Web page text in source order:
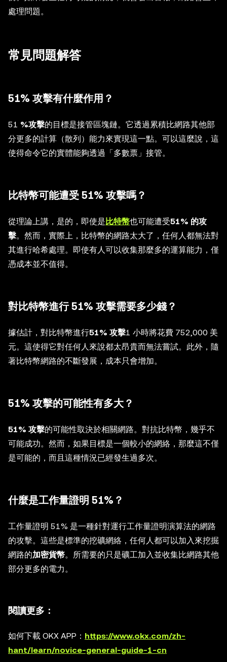
處理問題。
常見問題解答
51% 攻擊有什麼作用？
51 %攻擊的目標是接管區塊鏈。它透過累積比網路其他部
分更多的計算（散列）能力來實現這一點。可以這麼說，這
使得命令它的實體能夠透過「多數票」接管。
比特幣可能遭受 51% 攻擊嗎？
從理論上講，是的，即使是 比特幣也可能遭受51% 的攻
擊。然而，實際上，比特幣的網路太大了，任何人都無法對
其進行哈希處理。即使有人可以收集那麼多的運算能力，僅
憑成本並不值得。
對比特幣進行 51% 攻擊需要多少錢？
據估計，對比特幣進行51% 攻擊1 小時將花費 752,000 美
元。這使得它對任何人來說都太昂貴而無法嘗試。此外，隨
著比特幣網路的不斷發展，成本只會增加。
51% 攻擊的可能性有多大？
51% 攻擊的可能性取決於相關網路。對抗比特幣，幾乎不
可能成功。然而，如果目標是一個較小的網絡，那麼這不僅
是可能的，而且這種情況已經發生過多次。
什麼是工作量證明 51%？
工作量證明 51% 是一種針對運行工作量證明演算法的網路
的攻擊。這些是標準的挖礦網絡，任何人都可以加入來挖掘
網路的加密貨幣。所需要的只是礦工加入並收集比網路其他
部分更多的電力。
閱讀更多：
如何下載 OKX APP： https://www.okx.com/zh-
hant/learn/novice-general-guide-1-cn